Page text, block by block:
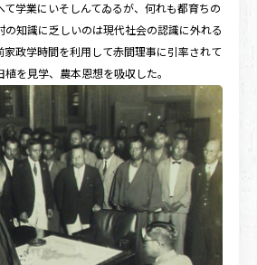
学業にいそしんてゐるが、何れも都育ちの
の知識に乏しいのは現代社会の認識に外れる
家政学時間を利用して赤間理事に引率されて
を見学、農本恩想を吸収した。